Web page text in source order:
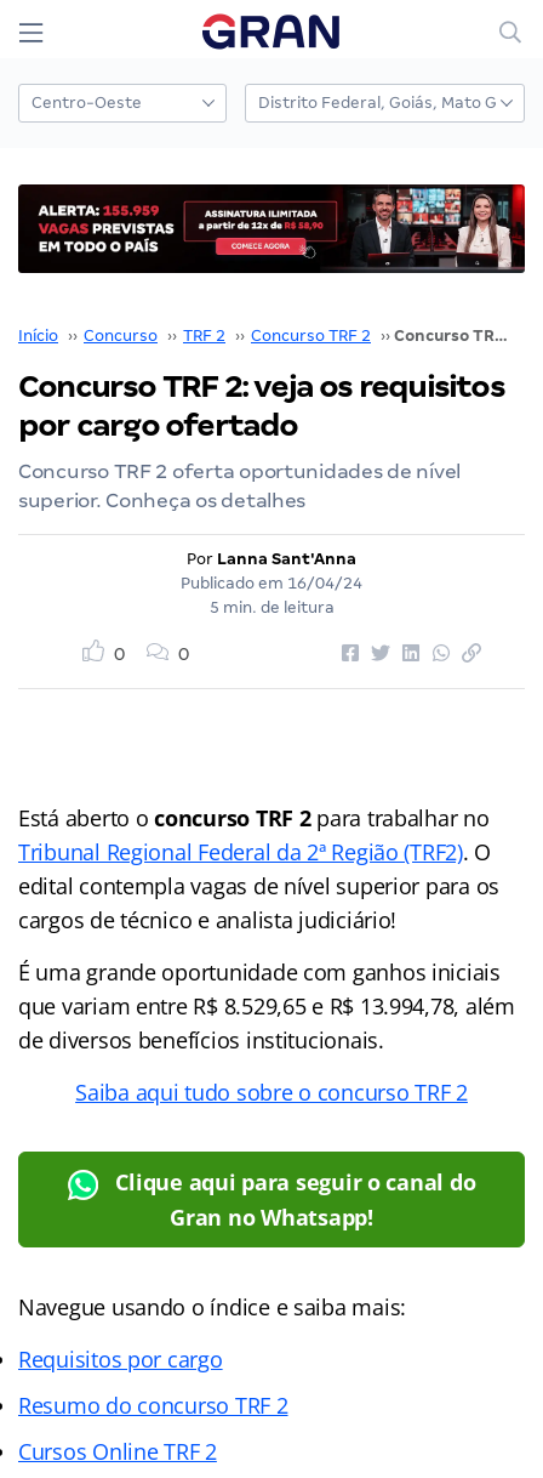
Início ›› Concurso ›› TRF 2 ›› Concurso TRF 2 ›› Concurso TRF 2: veja os requisitos por cargo ofertado
Concurso TRF 2: veja os requisitos
por cargo ofertado
Concurso TRF 2 oferta oportunidades de nível
superior. Conheça os detalhes
Por Lanna Sant'Anna
Publicado em 16/04/24
5 min. de leitura
0 0
Está aberto oconcurso TRF 2para trabalhar no
Tribunal Regional Federal da 2ª Região (TRF2). O
edital contempla vagas de nível superior para os
cargos de técnico e analista judiciário!
É uma grande oportunidade com ganhos iniciais
que variam entre R$ 8.529,65 e R$ 13.994,78, além
de diversos benefícios institucionais.
Saiba aqui tudo sobre o concurso TRF 2
Clique aqui para seguir o canal do
Gran no Whatsapp!
Navegue usando o índice e saiba mais:
Requisitos por cargo
Resumo do concurso TRF 2
Cursos Online TRF 2